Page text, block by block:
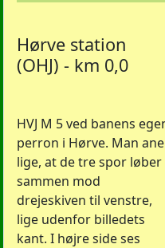
Hørve station
(OHJ) - km 0,0
HVJ M 5 ved banens
perron i Hørve. Man
lige, at de tre spor løber
sammen mod
drejeskiven til venstre,
lige udenfor billedets
kant. I højre side ses